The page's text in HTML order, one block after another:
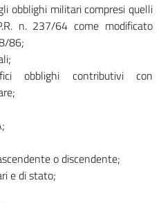
obblighi militari compresi quelli
n. 237/64 come modificato
86;
obblighi contributivi con
o discendente;
e di stato;